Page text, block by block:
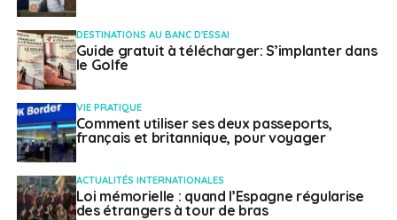
NE RATEZ PAS
La CCI France-Canada organise le 10 février une
conférence avec Pierre Fitzgibbon
Weena Truscelli
DESTINATIONS AU BANC D'ESSAI
Guide gratuit à télécharger: S’implanter dans
le Golfe
VIE PRATIQUE
Comment utiliser ses deux passeports,
français et britannique, pour voyager
ACTUALITÉS INTERNATIONALES
Loi mémorielle : quand l’Espagne régularise
des étrangers à tour de bras